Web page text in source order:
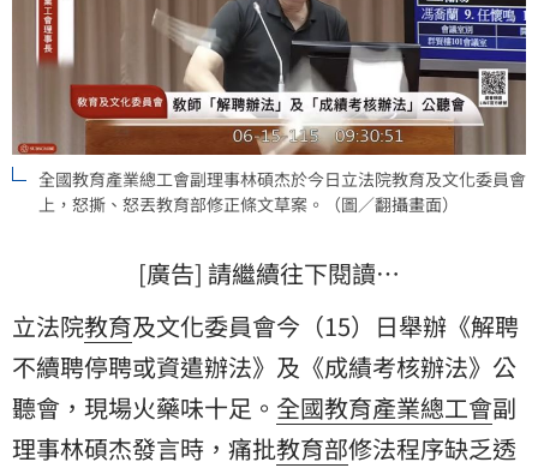
全國教育產業總工會副理事林碩杰於今日立法院教育及文化委員會
上，怒撕、怒丟教育部修正條文草案。（圖／翻攝畫面）
[廣告] 請繼續往下閱讀…
立法院教育及文化委員會今（15）日舉辦《解聘
不續聘停聘或資遣辦法》及《成績考核辦法》公
聽會，現場火藥味十足。 全國教育產業總工會副
理事林碩杰發言時，痛批教育部修法程序缺乏透